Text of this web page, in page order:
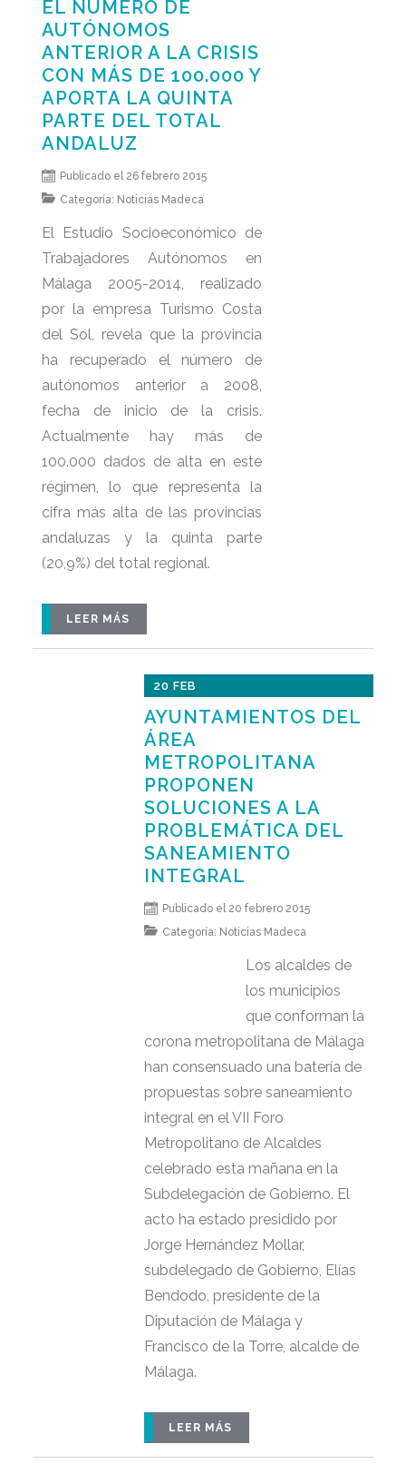
EL NÚMERO DE
AUTÓNOMOS
ANTERIOR A LA CRISIS
CON MÁS DE 100.000 Y
APORTA LA QUINTA
PARTE DEL TOTAL
ANDALUZ
Publicado el 26 febrero 2015
Categoría: Noticias Madeca
El Estudio Socioeconómico de
Trabajadores Autónomos en
Málaga 2005-2014, realizado
por la empresa Turismo Costa
del Sol, revela que la provincia
ha recuperado el número de
autónomos anterior a 2008,
fecha de inicio de la crisis.
Actualmente hay más de
100.000 dados de alta en este
régimen, lo que representa la
cifra más alta de las provincias
andaluzas y la quinta parte
(20,9%) del total regional.
LEER MÁS
20 FEB
AYUNTAMIENTOS DEL
ÁREA
METROPOLITANA
PROPONEN
SOLUCIONES A LA
PROBLEMÁTICA DEL
SANEAMIENTO
INTEGRAL
Publicado el 20 febrero 2015
Categoría: Noticias Madeca
Los alcaldes de
los municipios
que conforman la
corona metropolitana de Málaga
han consensuado una batería de
propuestas sobre saneamiento
integral en el VII Foro
Metropolitano de Alcaldes
celebrado esta mañana en la
Subdelegación de Gobierno. El
acto ha estado presidido por
Jorge Hernández Mollar,
subdelegado de Gobierno, Elías
Bendodo, presidente de la
Diputación de Málaga y
Francisco de la Torre, alcalde de
Málaga.
LEER MÁS